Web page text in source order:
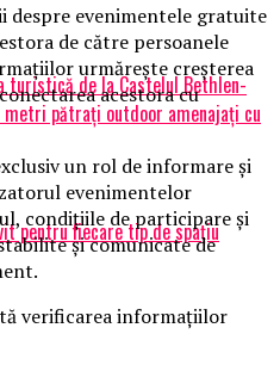
turistică de la Castelul Bethlen-
pătrați outdoor amenajați cu
pentru fiecare tip de spațiu
despre evenimentele gratuite
de către persoanele
urmărește creșterea
acestora cu
un rol de informare și
evenimentelor
condițiile de participare și
și comunicate de
verificarea informațiilor